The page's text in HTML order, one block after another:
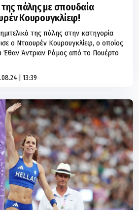
της πάλης με σπουδαία
Κουρουγκλίεφ!
της πάλης στην κατηγορία
ο Νταουρέν Κουρουγκλίεφ, ο οποίος
Έθαν Άντριαν Ράμος από το Πουέρτο
| 13:39